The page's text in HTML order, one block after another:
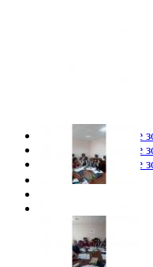
Переглянути повне
Переглянути повне
Переглянути повне